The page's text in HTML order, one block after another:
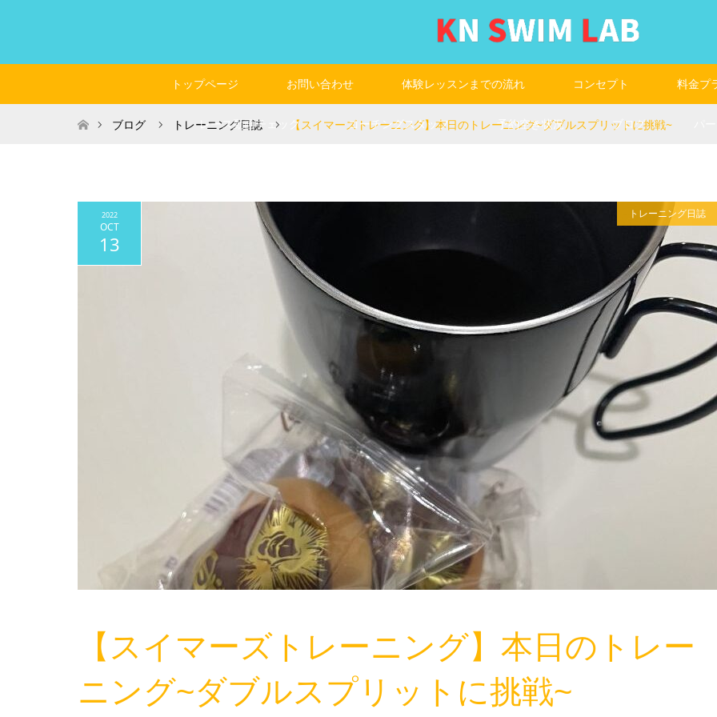
トップページ お問い合わせ 体験レッスンまでの流れ コンセプト 料金プ
レース動画チェック コーチングスタッフ 予約空き状況 ブログ
ホームブログ トレーニング日誌 【スイマーズトレーニング】本日のトレーニング~ダブルスプリットに挑戦~
2022
OCT
13
トレーニング日誌
【スイマーズトレーニング】本日のトレー
ニング~ダブルスプリットに挑戦~